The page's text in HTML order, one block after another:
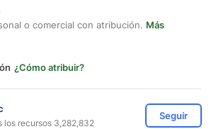
o comercial con atribución. Más
¿Cómo atribuir?
los recursos 3,282,832
Seguir